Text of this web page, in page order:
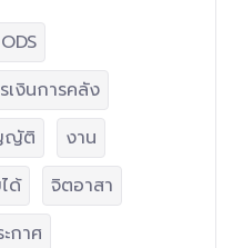
ODS
เงินการคลัง
ญัติ
งาน
ด้
จิตอาสา
กาศ